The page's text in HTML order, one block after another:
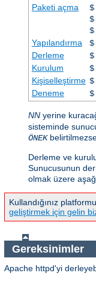
Paketi açma
Yapılandırma
Derleme
$
Kurulum
Kişiselleştirme
Deneme
$
NN yerine
sisteminde
ÖNEK
Derleme ve
Sunucusunun
olmak üzere
Kullandığınız
geliştirmek için gelin
Gereksinimler
Apache httpd'yi